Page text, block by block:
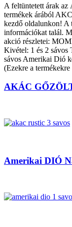
A feltüntetett árak az
termékek árából
kezdő oldalunkon! A
információkat talál.
akció részletei:
Kivétel: 1 és 2 sávos
sávos Amerikai Dió
(Ezekre a
AKÁC
Amerikai DIÓ